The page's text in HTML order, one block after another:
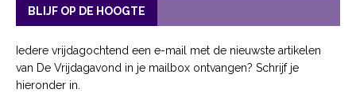
BLIJF OP DE HOOGTE
Iedere vrijdagochtend een e-mail met de nieuwste artikelen
van De Vrijdagavond in je mailbox ontvangen? Schrijf je
hieronder in.